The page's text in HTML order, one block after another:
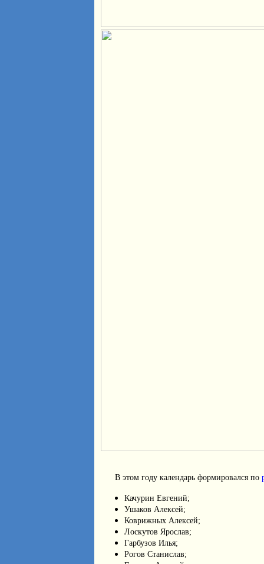
В этом году календарь формировался по
Качурин Евгений;
Ушаков Алексей;
Коврижных Алексей;
Лоскутов Ярослав;
Гарбузов Илья;
Рогов Станислав;